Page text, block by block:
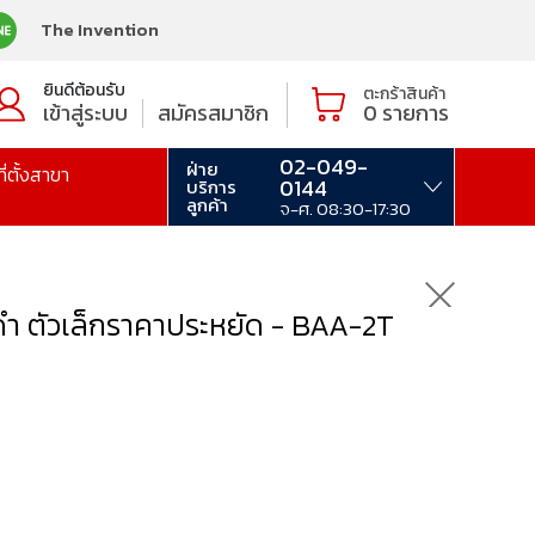
The Invention
ยินดีต้อนรับ
เข้าสู่ระบบ สมัครสมาชิก
ตะกร้าสินค้า
0 รายการ
ตั้งสาขา ฝ่าย
บริการ
ลูกค้า
02-049-
0144
จ-ศ. 08:30-17:30
ตัวเล็กราคาประหยัด - BAA-2T